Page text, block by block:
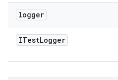
logger
ITestLogger